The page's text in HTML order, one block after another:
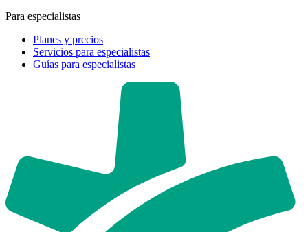
Para especialistas
Planes y precios
Servicios para especialistas
Guías para especialistas